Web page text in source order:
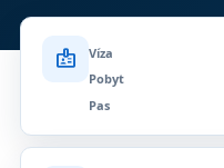
badge Víza
Pobyt
Pas